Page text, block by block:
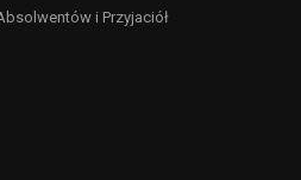
i Przyjaciół